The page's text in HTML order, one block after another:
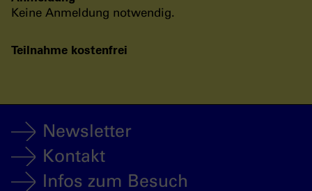
Keine Anmeldung notwendig.
Teilnahme kostenfrei
Newsletter
Kontakt
Infos zum Besuch